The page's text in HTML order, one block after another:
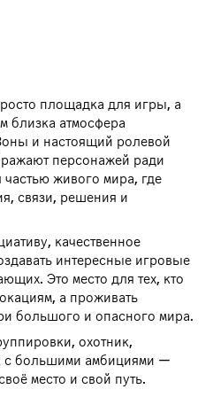
площадка для игры, а
близка атмосфера
и настоящий ролевой
персонажей ради
частью живого мира, где
связи, решения и
качественное
интересные игровые
Это место для тех, кто
а проживать
большого и опасного мира.
охотник,
с большими амбициями —
место и свой путь.